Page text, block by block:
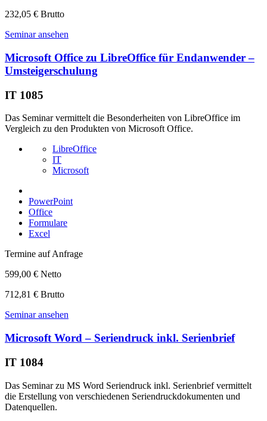
232,05 € Brutto
Seminar ansehen
Microsoft Office zu LibreOffice für Endanwender –
Umsteigerschulung
IT 1085
Das Seminar vermittelt die Besonderheiten von LibreOffice im
Vergleich zu den Produkten von Microsoft Office.
LibreOffice
IT
Microsoft
PowerPoint
Office
Formulare
Excel
Termine auf Anfrage
599,00 € Netto
712,81 € Brutto
Seminar ansehen
Microsoft Word – Seriendruck inkl. Serienbrief
IT 1084
Das Seminar zu MS Word Seriendruck inkl. Serienbrief vermittelt
die Erstellung von verschiedenen Seriendruckdokumenten und
Datenquellen.